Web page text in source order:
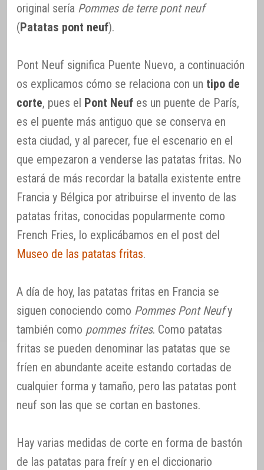
original sería Pommes de terre pont neuf
(Patatas pont neuf).
Pont Neuf significa Puente Nuevo, a continuación
os explicamos cómo se relaciona con un tipo de
corte, pues el Pont Neuf es un puente de París,
es el puente más antiguo que se conserva en
esta ciudad, y al parecer, fue el escenario en el
que empezaron a venderse las patatas fritas. No
estará de más recordar la batalla existente entre
Francia y Bélgica por atribuirse el invento de las
patatas fritas, conocidas popularmente como
French Fries, lo explicábamos en el post del
Museo de las patatas fritas.
A día de hoy, las patatas fritas en Francia se
siguen conociendo como Pommes Pont Neufy
también como pommes frites. Como patatas
fritas se pueden denominar las patatas que se
fríen en abundante aceite estando cortadas de
cualquier forma y tamaño, pero las patatas pont
neuf son las que se cortan en bastones.
Hay varias medidas de corte en forma de bastón
de las patatas para freír y en el diccionario